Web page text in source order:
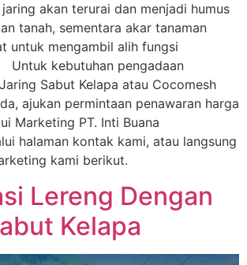
akan terurai dan menjadi humus
tanah, sementara akar tanaman
untuk mengambil alih fungsi
Untuk kebutuhan pengadaan
Sabut Kelapa atau Cocomesh
ajukan permintaan penawaran harga
Marketing PT. Inti Buana
halaman kontak kami, atau langsung
kami berikut.
Lereng Dengan
Kelapa